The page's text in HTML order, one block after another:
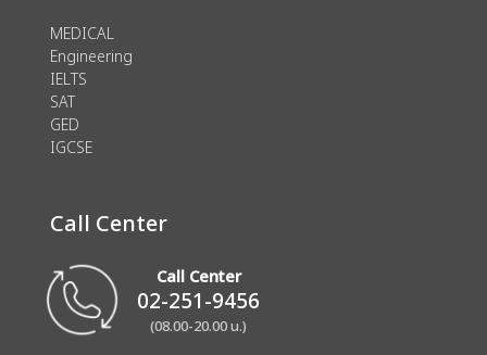
MEDICAL
Engineering
IELTS
SAT
GED
IGCSE
Call Center
Call Center
02-251-9456
(08.00-20.00 น.)